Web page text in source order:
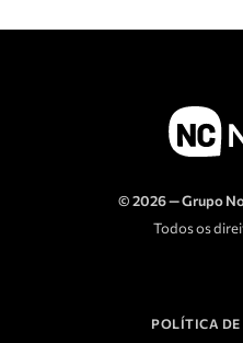
© 2026 — Grupo
Todos os
POLÍTICA